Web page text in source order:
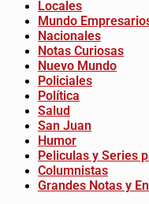
Locales
Mundo
Nacionales
Notas Curiosas
Nuevo Mundo
Policiales
Política
Salud
San Juan
Humor
Peliculas y Series
Columnistas
Grandes Notas y